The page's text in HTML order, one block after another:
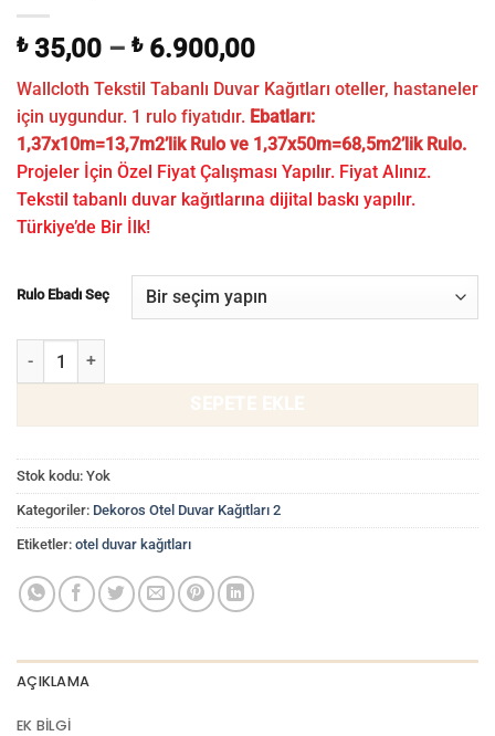
₺35,00 – ₺6.900,00
Wallcloth Tekstil Tabanlı Duvar Kağıtları oteller, hastaneler
için uygundur. 1 rulo fiyatıdır. Ebatları:
1,37x10m=13,7m2’lik Rulo ve 1,37x50m=68,5m2’lik Rulo.
Projeler İçin Özel Fiyat Çalışması Yapılır. Fiyat Alınız.
Tekstil tabanlı duvar kağıtlarına dijital baskı yapılır.
Türkiye’de Bir İlk!
Rulo Ebadı Seç
Dokulu Otel Duvar Kağıdı WLF 30601/10-7 adet
Stok kodu: Yok
Kategoriler: Dekoros Otel Duvar Kağıtları 2
Etiketler: otel duvar kağıtları
AÇIKLAMA
EK BILGI